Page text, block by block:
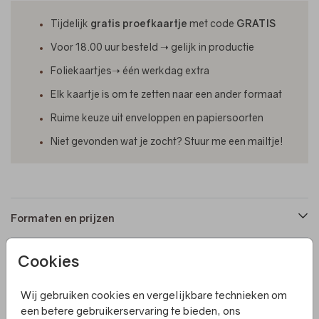
Cookies
Wij gebruiken cookies en vergelijkbare technieken om
een betere gebruikerservaring te bieden, ons
Tijdelijk gratis proefkaartje met code GRATIS
Voor 18.00 uur besteld ➝ gelijk in productie
Foliekaartjes➝ één werkdag extra
Elk kaartje is om te zetten naar een ander formaat
Ruime keuze uit enveloppen en papiersoorten
Niet gevonden wat je zocht? Stuur me een mailtje!
Formaten en prijzen
Productinformatie
Omschrijving